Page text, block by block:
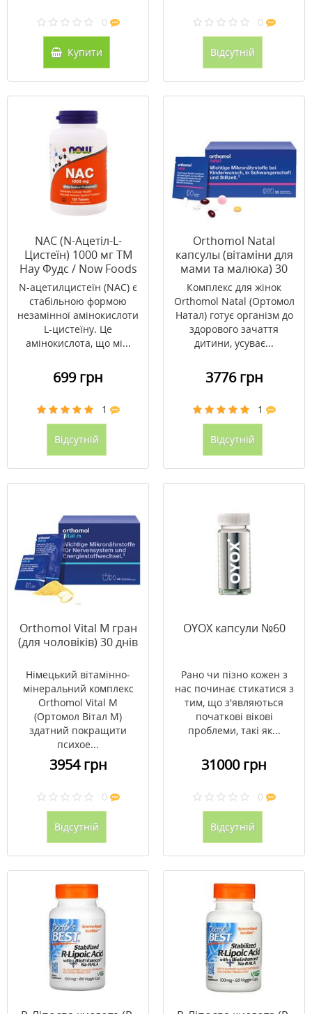
0
Купити
0
Відсутній
NAC (N-Ацетіл-L-
Цистеїн) 1000 мг ТМ
Нау Фудс / Now Foods
120 таблеток
N-ацетилцистеїн (NAC) є
стабільною формою
незамінної амінокислоти
L-цистеїну. Це
амінокислота, що мі...
699 грн
1
Відсутній
Orthomol Natal
капсулы (вітаміни для
мами та малюка) 30
днів
Комплекс для жінок
Orthomol Natal (Ортомол
Натал) готує організм до
здорового зачаття
дитини, усуває...
3776 грн
1
Відсутній
Orthomol Vital M гран
(для чоловіків) 30 днів
Німецький вітамінно-
мінеральний комплекс
Orthomol Vital M
(Ортомол Вітал М)
здатний покращити
психое...
3954 грн
0
Відсутній
OYOX капсули №60
Рано чи пізно кожен з
нас починає стикатися з
тим, що з'являються
початкові вікові
проблеми, такі як...
31000 грн
0
Відсутній